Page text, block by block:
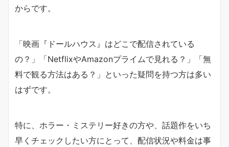
からです。
「映画『ドールハウス』はどこで配信されている
の？」「NetflixやAmazonプライムで見れる？」「無
料で観る方法はある？」といった疑問を持つ方は多い
はずです。
特に、ホラー・ミステリー好きの方や、話題作をいち
早くチェックしたい方にとって、配信状況や料金は事